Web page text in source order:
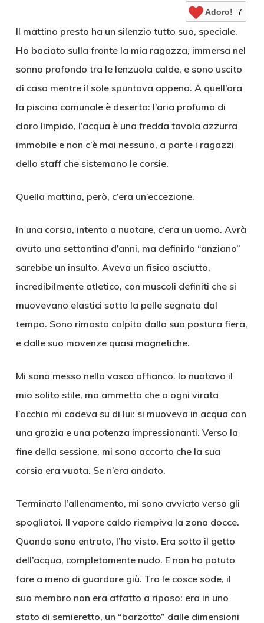
Adoro! 7
Il mattino presto ha un silenzio tutto suo, speciale.
Ho baciato sulla fronte la mia ragazza, immersa nel
sonno profondo tra le lenzuola calde, e sono uscito
di casa mentre il sole spuntava appena. A quell’ora
la piscina comunale è deserta: l’aria profuma di
cloro limpido, l’acqua è una fredda tavola azzurra
immobile e non c’è mai nessuno, a parte i ragazzi
dello staff che sistemano le corsie.
Quella mattina, però, c’era un’eccezione.
In una corsia, intento a nuotare, c’era un uomo. Avrà
avuto una settantina d’anni, ma definirlo “anziano”
sarebbe un insulto. Aveva un fisico asciutto,
incredibilmente atletico, con muscoli definiti che si
muovevano elastici sotto la pelle segnata dal
tempo. Sono rimasto colpito dalla sua postura fiera,
e dalle suo movenze quasi magnetiche.
Mi sono messo nella vasca affianco. Io nuotavo il
mio solito stile, ma ammetto che a ogni virata
l’occhio mi cadeva su di lui: si muoveva in acqua con
una grazia e una potenza impressionanti. Verso la
fine della sessione, mi sono accorto che la sua
corsia era vuota. Se n’era andato.
Terminato l’allenamento, mi sono avviato verso gli
spogliatoi. Il vapore caldo riempiva la zona docce.
Quando sono entrato, l’ho visto. Era sotto il getto
dell’acqua, completamente nudo. E non ho potuto
fare a meno di guardare giù. Tra le cosce sode, il
suo membro non era affatto a riposo: era in uno
stato di semieretto, un “barzotto” dalle dimensioni